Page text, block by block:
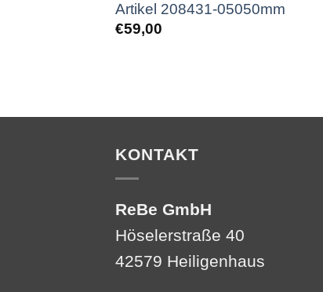
Artikel 208431-05050mm
€59,00
KONTAKT
ReBe GmbH
Höselerstraße 40
42579 Heiligenhaus